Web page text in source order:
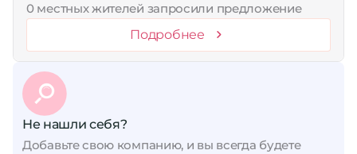
0 местных жителей запросили предложение
Подробнее
Не нашли себя?
Добавьте свою компанию, и вы всегда будете